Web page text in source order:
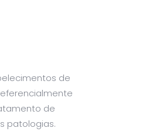
de
de
patologias.